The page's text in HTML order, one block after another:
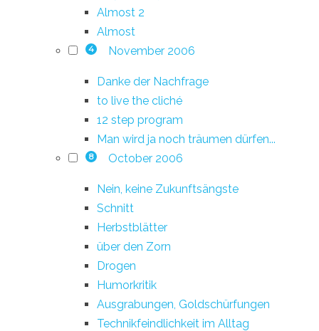
Almost 2
Almost
4 November 2006
Danke der Nachfrage
to live the cliché
12 step program
Man wird ja noch träumen dürfen...
8 October 2006
Nein, keine Zukunftsängste
Schnitt
Herbstblätter
über den Zorn
Drogen
Humorkritik
Ausgrabungen, Goldschürfungen
Technikfeindlichkeit im Alltag